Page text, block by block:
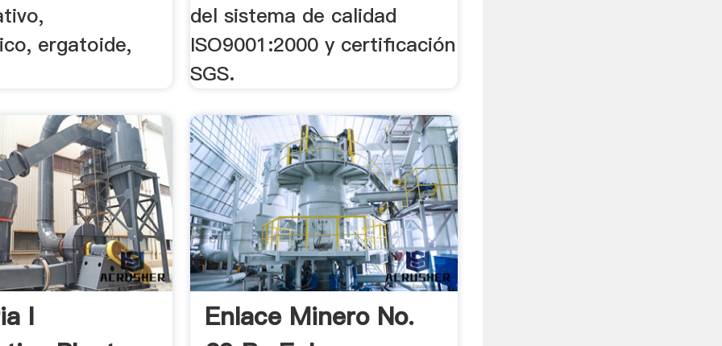
ergatoide,
del sistema de calidad
ISO9001:2000 y certificación
SGS.
I
Enlace Minero No.